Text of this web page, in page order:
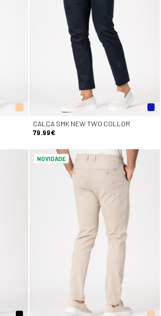
CALÇA SMK NEW TWO COLLOR
79.99€
NOVIDADE